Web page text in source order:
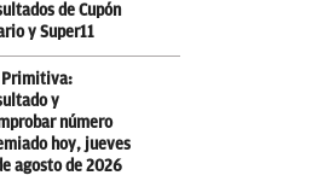
de Cupón
y Super11
Primitiva:
y
número
hoy, jueves
agosto de 2026